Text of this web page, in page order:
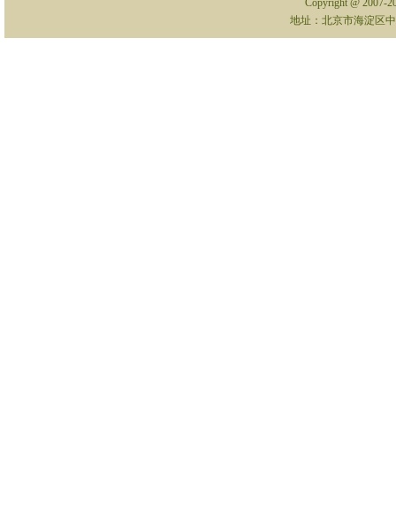
Copyright @ 2007-
地址：北京市海淀区